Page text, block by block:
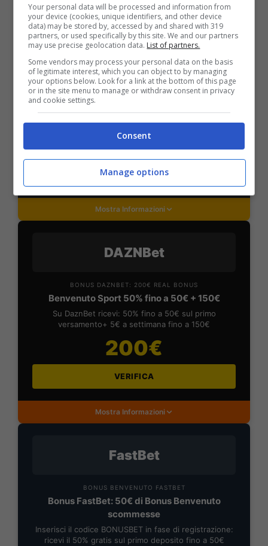
PlanetWin365
BONUS PLANETWIN365: FINO A 2050€
Planetwin365: 2050€ per sport e scommesse
Iscrivendoti a PlanetWin365 ricevi: 100% fino a 2000€
in Bonus Scommesse + 100% fino a 50€ in Bonus
Sport
2050€
VERIFICA
Mostra Informazioni
DAZNBet
BONUS DAZNBET: 200€ REAL BONUS
Benvenuto Sport 50% fino a 50€ + 150€
Su DaznBet ricevi: 50% fino a 50€ sul primo
versamento+ 5€ a settimana fino a 150€
200€
VERIFICA
Mostra Informazioni
FastBet
BONUS BENVENUTO FASTBET
Bonus FastBet: 50€ di Bonus Benvenuto
scommesse
Inserisci il codice BONUSBET in fase di registrazione:
ricevi il 50% gratis sul primo deposito fino a 50€
Your personal data will be processed and information from
your device (cookies, unique identifiers, and other device
data) may be stored by, accessed by and shared with 319
partners, or used specifically by this site. We and our partners
may use precise geolocation data. List of partners.
Some vendors may process your personal data on the basis
of legitimate interest, which you can object to by managing
your options below. Look for a link at the bottom of this page
or in the site menu to manage or withdraw consent in privacy
and cookie settings.
Consent
Manage options